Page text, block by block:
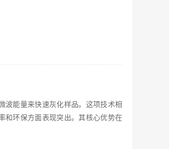
波能量来快速灰化样品。这项技术相
和环保方面表现突出。其核心优势在